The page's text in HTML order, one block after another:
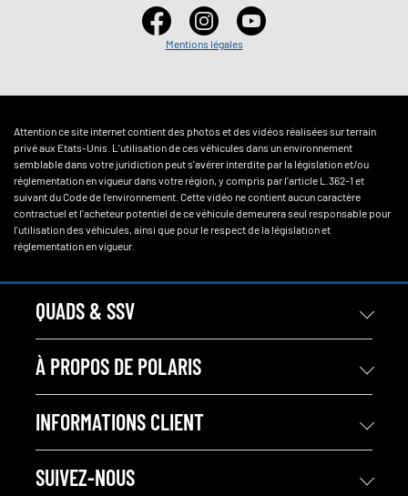
Mentions légales
Attention ce site internet contient des photos et des vidéos réalisées sur terrain
privé aux Etats-Unis. L'utilisation de ces véhicules dans un environnement
semblable dans votre juridiction peut s'avérer interdite par la législation et/ou
réglementation en vigueur dans votre région, y compris par l'article L.362-1 et
suivant du Code de l'environnement. Cette vidéo ne contient aucun caractère
contractuel et l'acheteur potentiel de ce véhicule demeurera seul responsable pour
l'utilisation des véhicules, ainsi que pour le respect de la législation et
réglementation en vigueur.
QUADS & SSV
À PROPOS DE POLARIS
INFORMATIONS CLIENT
SUIVEZ-NOUS